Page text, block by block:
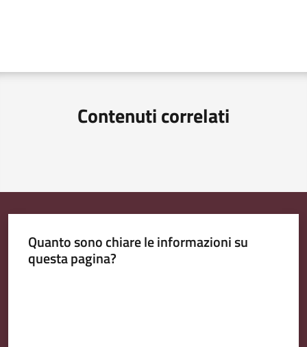
Contenuti correlati
Quanto sono chiare le informazioni su
questa pagina?